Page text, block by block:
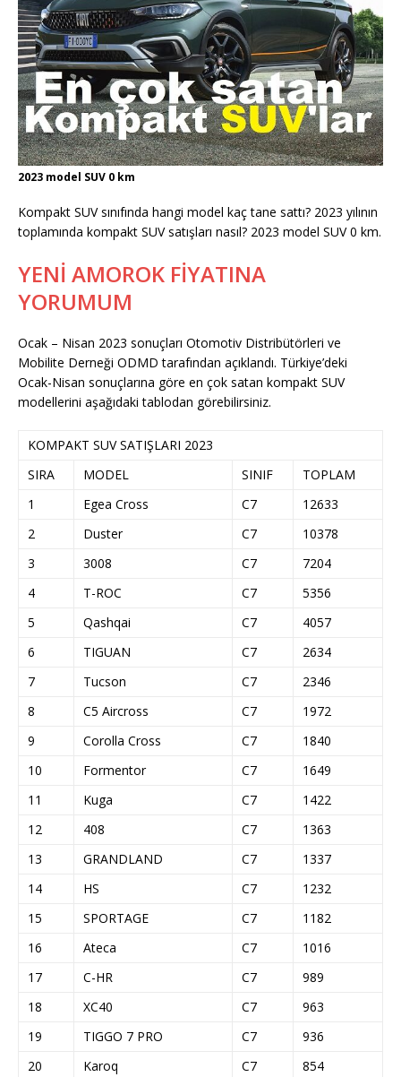
2023 model SUV 0 km
Kompakt SUV sınıfında hangi model kaç tane sattı? 2023 yılının
toplamında kompakt SUV satışları nasıl? 2023 model SUV 0 km.
YENİ AMOROK FİYATINA
YORUMUM
Ocak – Nisan 2023 sonuçları Otomotiv Distribütörleri ve
Mobilite Derneği ODMD tarafından açıklandı. Türkiye’deki
Ocak-Nisan sonuçlarına göre en çok satan kompakt SUV
modellerini aşağıdaki tablodan görebilirsiniz.
KOMPAKT SUV SATIŞLARI 2023
SIRA
MODEL SINIF
TOPLAM
1
Egea Cross C7
12633
2
Duster C7
10378
3
3008 C7
7204
4
T-ROC C7
5356
5
Qashqai C7
4057
6
TIGUAN C7
2634
7
Tucson C7
2346
8
C5 Aircross C7
1972
9
Corolla Cross C7
1840
10
Formentor C7
1649
11
Kuga C7
1422
12
408 C7
1363
13
GRANDLAND C7
1337
14
HS C7
1232
15
SPORTAGE C7
1182
16
Ateca C7
1016
17
C-HR C7
989
18
XC40 C7
963
19
TIGGO 7 PRO C7
936
20
Karoq C7 854